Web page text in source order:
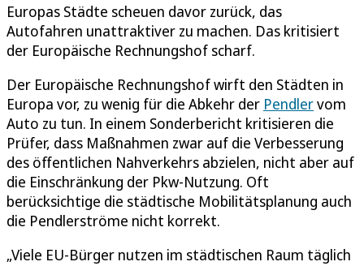
Europas Städte scheuen davor zurück, das
Autofahren unattraktiver zu machen. Das kritisiert
der Europäische Rechnungshof scharf.
Der Europäische Rechnungshof wirft den Städten in
Europa vor, zu wenig für die Abkehr der Pendlervom
Auto zu tun. In einem Sonderbericht kritisieren die
Prüfer, dass Maßnahmen zwar auf die Verbesserung
des öffentlichen Nahverkehrs abzielen, nicht aber auf
die Einschränkung der Pkw-Nutzung. Oft
berücksichtige die städtische Mobilitätsplanung auch
die Pendlerströme nicht korrekt.
„Viele EU-Bürger nutzen im städtischen Raum täglich